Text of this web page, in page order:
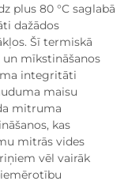
plus 80 °C saglabā
dažādos
Šī termiskā
mīkstināšanos
integritāti
maisu
mitruma
kas
mitrās vides
vēl vairāk